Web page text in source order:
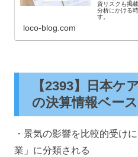
資リスクも掲
分析にかける
す。
loco-blog.com
【2393】日本ケ
の決算情報ベー
・景気の影響を比較的受け
業」に分類される